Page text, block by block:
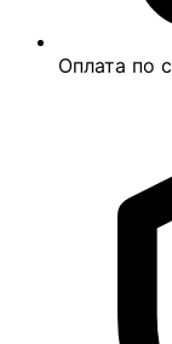
Оплата по